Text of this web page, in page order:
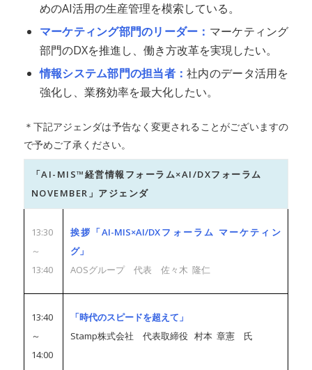
めのAI活用の生産管理を模索している。
マーケティング部門のリーダー： マーケティング
部門のDXを推進し、働き方改革を実現したい。
情報システム部門の担当者：社内のデータ活用を
強化し、業務効率を最大化したい。
＊下記アジェンダは予告なく変更されることがございますの
で予めご了承ください。
「AI-MIS™経営情報フォーラム×AI/DXフォーラム
NOVEMBER」アジェンダ
13:30
～
13:40
挨拶「AI-MIS×AI/DXフォーラム マーケティン
グ」
AOSグループ 代表 佐々木 隆仁
13:40
～
14:00
「時代のスピードを超えて」
Stamp株式会社 代表取締役 村本 章憲 氏